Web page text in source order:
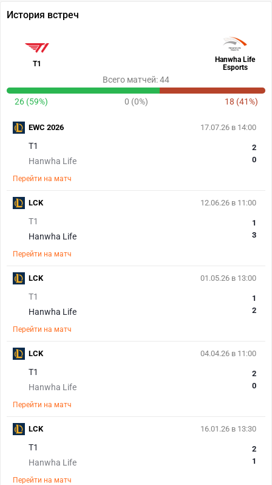
История встреч
T1
Hanwha Life
Esports
Всего матчей: 44
26 (59%) 0 (0%) 18 (41%)
17.07.26 в 14:00
T1
Hanwha Life
2
0
Перейти на матч
EWC 2026
12.06.26 в 11:00
T1
Hanwha Life
1
3
Перейти на матч
LCK
01.05.26 в 13:00
T1
Hanwha Life
1
2
Перейти на матч
LCK
04.04.26 в 11:00
T1
Hanwha Life
2
0
Перейти на матч
LCK
16.01.26 в 13:30
T1
Hanwha Life
2
1
Перейти на матч
LCK